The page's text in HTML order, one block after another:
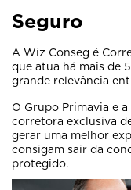
Seguro
A Wiz Conseg é
que atua há mais de
grande relevância
O Grupo Primavia e
corretora exclusiva
gerar uma melhor
consigam sair da
protegido.